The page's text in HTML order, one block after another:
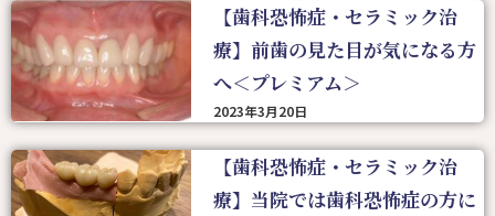
【歯科恐怖症・セラミック治
療】前歯の見た目が気になる方
へ＜プレミアム＞
2023年3月20日
【歯科恐怖症・セラミック治
療】当院では歯科恐怖症の方に